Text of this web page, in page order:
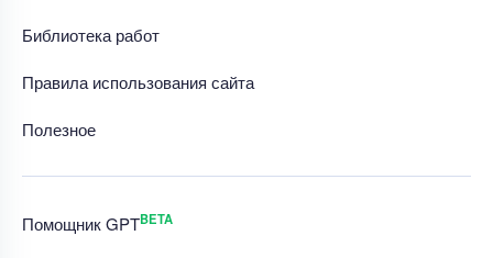
Библиотека работ
Правила использования сайта
Полезное
Помощник GPTBETA